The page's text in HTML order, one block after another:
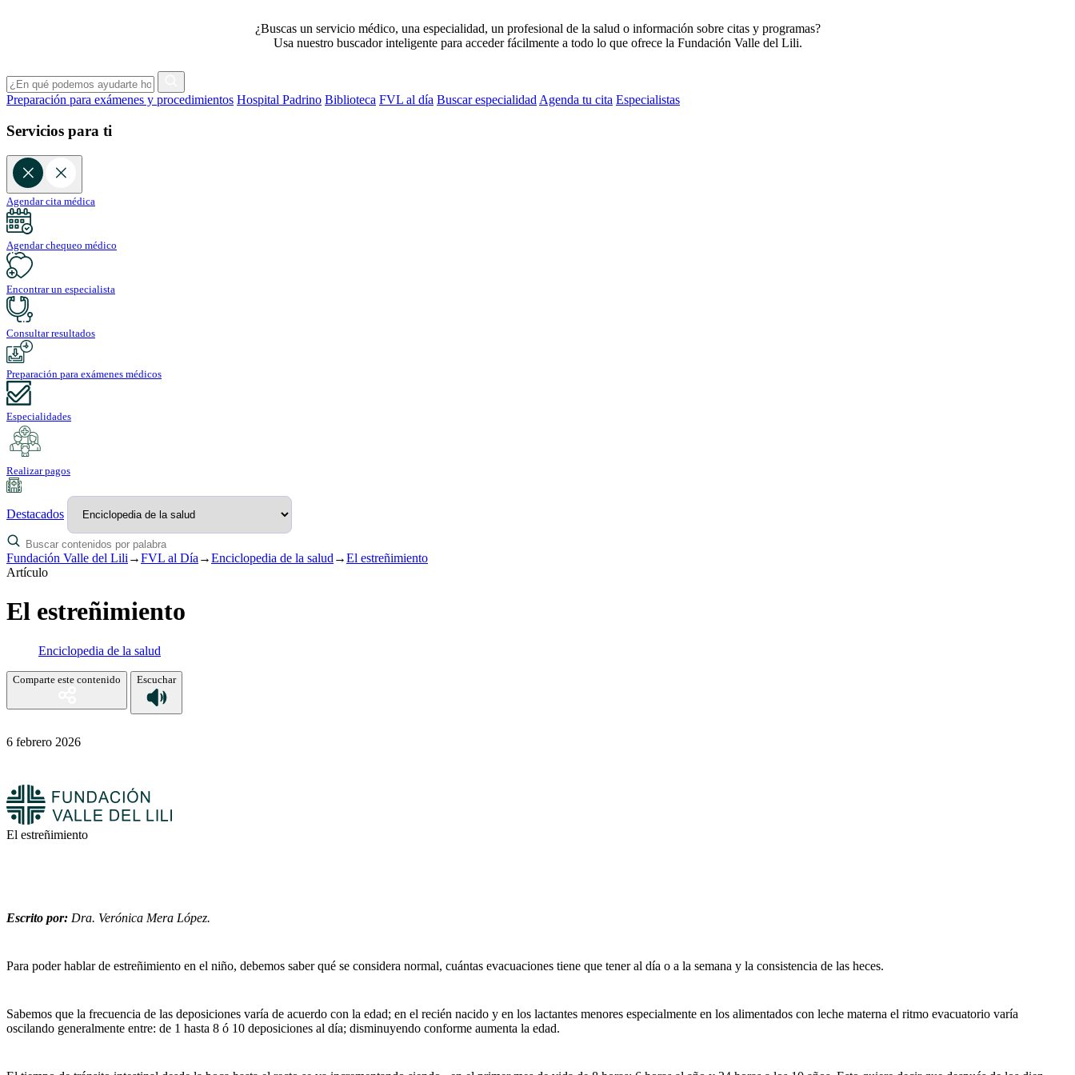
¿Buscas un servicio médico, una especialidad, un profesional de la salud o información sobre citas y programas?
Usa nuestro buscador inteligente para acceder fácilmente a todo lo que ofrece la Fundación Valle del Lili.
Preparación para exámenes y procedimientos Hospital Padrino Biblioteca FVL al día Buscar especialidad Agenda tu cita Especialistas
Servicios para ti
Agendar cita médica
Agendar chequeo médico
Encontrar un especialista
Consultar resultados
Preparación para exámenes médicos
Especialidades
Realizar pagos
Destacados
Fundación Valle del Lili →FVL al Día →Enciclopedia de la salud →El estreñimiento
Artículo
El estreñimiento
Enciclopedia de la salud
Comparte este contenido Escuchar
6 febrero 2026
El estreñimiento
Escrito por: Dra. Verónica Mera López.
Para poder hablar de estreñimiento en el niño, debemos saber qué se considera normal, cuántas evacuaciones tiene que tener al día o a la semana y la consistencia de las heces.
Sabemos que la frecuencia de las deposiciones varía de acuerdo con la edad; en el recién nacido y en los lactantes menores especialmente en los alimentados con leche materna el ritmo evacuatorio varía
oscilando generalmente entre: de 1 hasta 8 ó 10 deposiciones al día; disminuyendo conforme aumenta la edad.